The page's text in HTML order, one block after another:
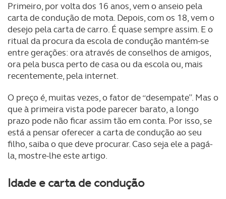
Primeiro, por volta dos 16 anos, vem o anseio pela
carta de condução de mota. Depois, com os 18, vem o
desejo pela carta de carro. É quase sempre assim. E o
ritual da procura da escola de condução mantém-se
entre gerações: ora através de conselhos de amigos,
ora pela busca perto de casa ou da escola ou, mais
recentemente, pela internet.
O preço é, muitas vezes, o fator de “desempate”. Mas o
que à primeira vista pode parecer barato, a longo
prazo pode não ficar assim tão em conta. Por isso, se
está a pensar oferecer a carta de condução ao seu
filho, saiba o que deve procurar. Caso seja ele a pagá-
la, mostre-lhe este artigo.
Idade e carta de condução